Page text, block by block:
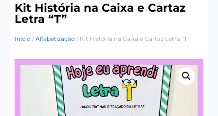
Kit História na Caixa e Cartaz
Letra “T”
Início / Alfabetização / Kit História na Caixa e Cartaz Letra “T”